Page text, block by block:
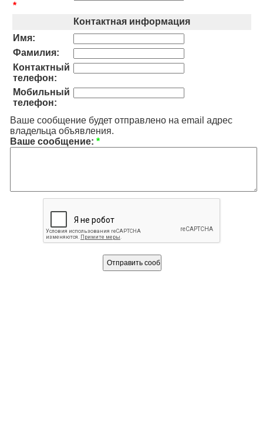
*
Контактная информация
Имя:
Фамилия:
Контактный
телефон:
Мобильный
телефон:
Ваше сообщение будет отправлено на email адрес
владельца объявления.
Ваше сообщение: *